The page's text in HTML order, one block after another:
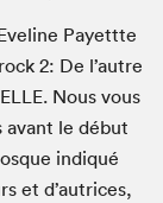
Payettte
2: De l’autre
. Nous vous
avant le début
indiqué
et d’autrices,